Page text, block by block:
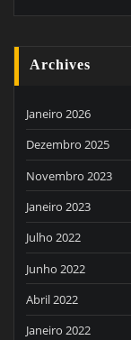
Archives
Janeiro 2026
Dezembro 2025
Novembro 2023
Janeiro 2023
Julho 2022
Junho 2022
Abril 2022
Janeiro 2022